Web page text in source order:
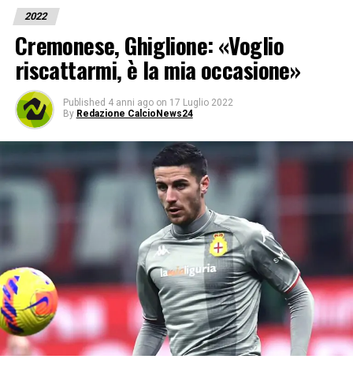
2022
Cremonese, Ghiglione: «Voglio
riscattarmi, è la mia occasione»
Published 4 anni ago on 17 Luglio 2022
By Redazione CalcioNews24